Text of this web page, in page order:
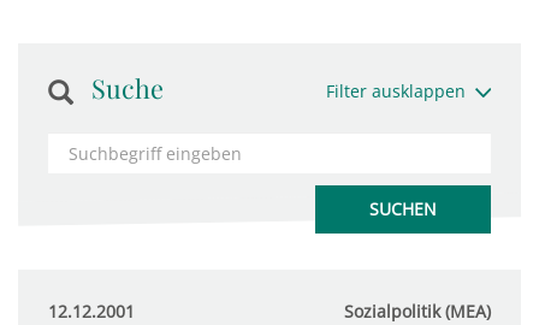
Suche Filter ausklappen
12.12.2001 Sozialpolitik (MEA)